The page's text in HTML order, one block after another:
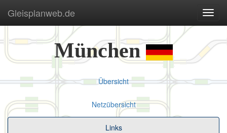
ein-/
Gleisplanweb.de
München
Übersicht
Netzübersicht
Links